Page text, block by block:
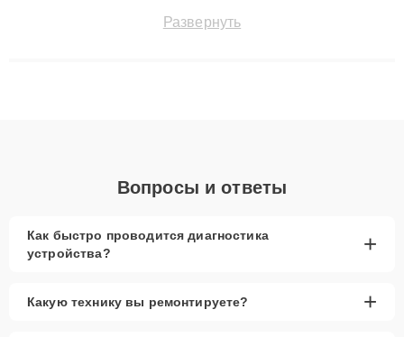
сохранением гарантии до 3 лет. Наши мастера решают
Развернуть
Вопросы и ответы
Как быстро проводится диагностика
устройства?
+
Какую технику вы ремонтируете? +